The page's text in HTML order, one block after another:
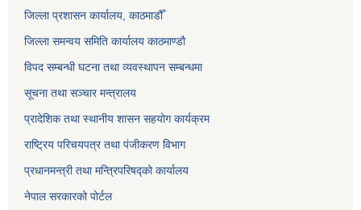
जिल्ला प्रशासन कार्यालय, काठमाडौँ
जिल्ला समन्वय समिति कार्यालय काठमाण्ड‌ौ
विपद सम्बन्धी घटना तथा व्यवस्थापन सम्बन्धमा
सूचना तथा सञ्चार मन्त्रालय
प्रादेशिक तथा स्थानीय शासन सहयोग कार्यक्रम
राष्ट्रिय परिचयपत्र तथा पंजीकरण विभाग
प्रधानमन्त्री तथा मन्त्रिपरिषद्को कार्यालय
नेपाल सरकारको पोर्टल